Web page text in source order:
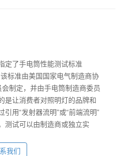
定了手电筒性能测试标准
标准由美国国家电气制造商协
制定，并由手电筒制造商委员
是让消费者对照明灯的品牌和
用“发射器流明”或“前端流明”
测试可以由制造商或独立实
我们